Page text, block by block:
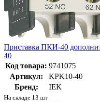
Приставка ПКИ-40
40
Код товара: 9741075
Артикул:
KPK10-40
Бренд:
IEK
На складе 13 шт